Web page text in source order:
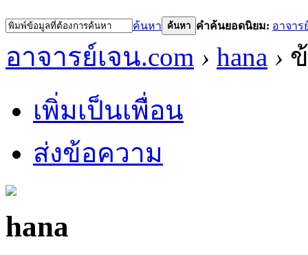
ค้นหา ค้นหา คำค้นยอดนิยม: อาจาร
อาจารย์เจน.com › hana ›
เพิ่มเป็นเพื่อน
ส่งข้อความ
hana